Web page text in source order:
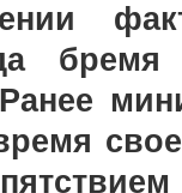
Ранее